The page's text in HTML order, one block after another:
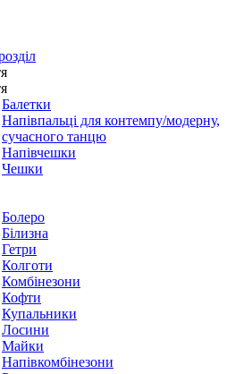
Балетки
Напівпальці для контемпу/модерну,
сучасного танцю
Напівчешки
Чешки
Болеро
Білизна
Гетри
Колготи
Комбінезони
Кофти
Купальники
Лосини
Майки
Напівкомбінезони